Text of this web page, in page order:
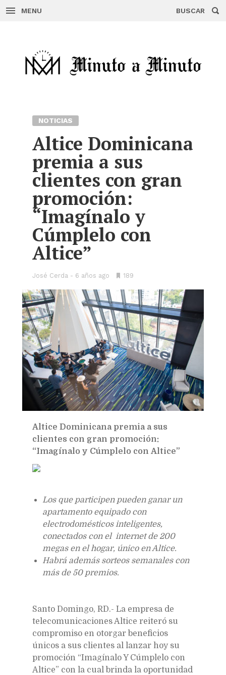
MENU BUSCAR
NOTICIAS
Altice Dominicana
premia a sus
clientes con gran
promoción:
“Imagínalo y
Cúmplelo con
Altice”
José Cerda 6 años ago
•189
Altice Dominicana premia a sus
clientes con gran promoción:
“Imagínalo y Cúmplelo con Altice”
Los que participen pueden ganar un
apartamento equipado con
electrodomésticos inteligentes,
conectados con el internet de 200
megas en el hogar, único en Altice.
Habrá además sorteos semanales con
más de 50 premios.
Santo Domingo, RD.- La empresa de
telecomunicaciones Altice reiteró su
compromiso en otorgar beneficios
únicos a sus clientes al lanzar hoy su
promoción “Imagínalo Y Cúmplelo con
Altice” con la cual brinda la oportunidad